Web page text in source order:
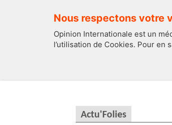
Nous respectons votre
Opinion Internationale est un
l’utilisation de Cookies. Pour en
Actu'Folies